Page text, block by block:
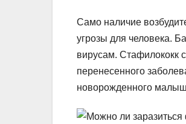
Само наличие
угрозы для человека.
вирусам. Стафилококк
перенесенного
новорожденного